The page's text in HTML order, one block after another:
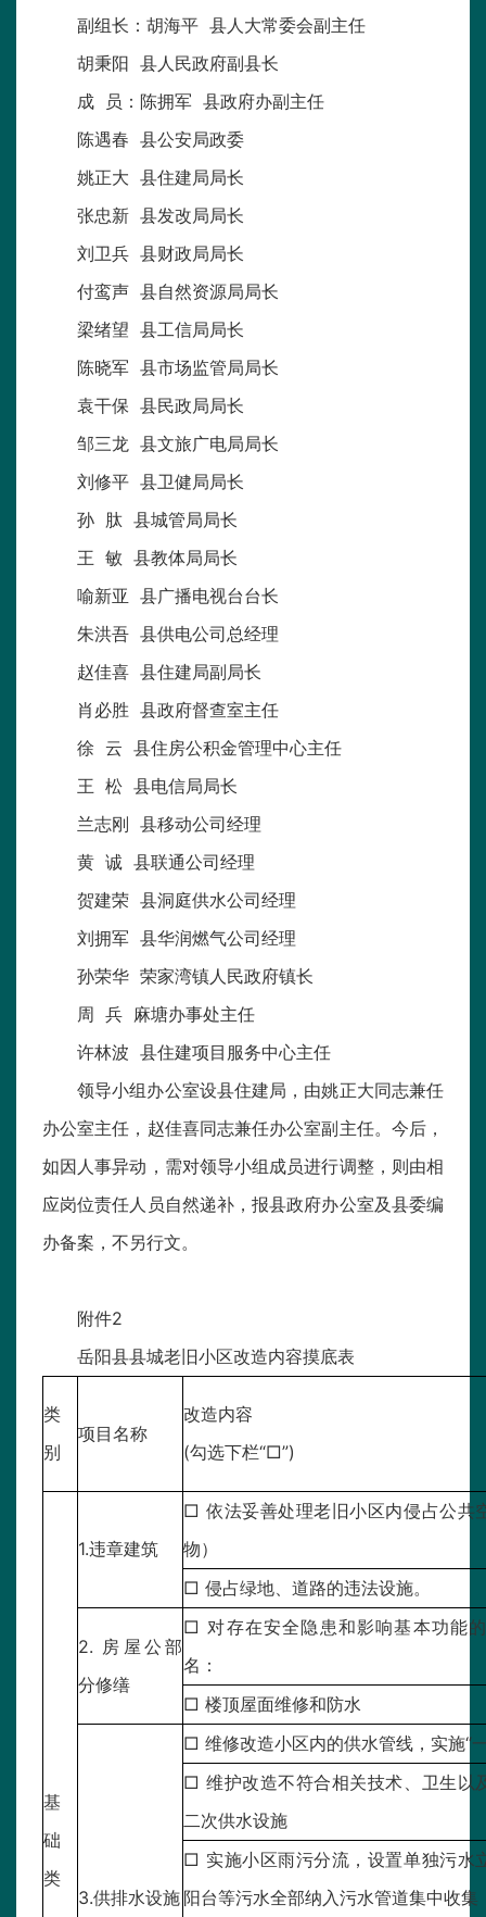
副组长：胡海平 县人大常委会副主任
胡秉阳 县人民政府副县长
成 员：陈拥军 县政府办副主任
陈遇春 县公安局政委
姚正大 县住建局局长
张忠新 县发改局局长
刘卫兵 县财政局局长
付鸾声 县自然资源局局长
梁绪望 县工信局局长
陈晓军 县市场监管局局长
袁干保 县民政局局长
邹三龙 县文旅广电局局长
刘修平 县卫健局局长
孙 肽 县城管局局长
王 敏 县教体局局长
喻新亚 县广播电视台台长
朱洪吾 县供电公司总经理
赵佳喜 县住建局副局长
肖必胜 县政府督查室主任
徐 云 县住房公积金管理中心主任
王 松 县电信局局长
兰志刚 县移动公司经理
黄 诚 县联通公司经理
贺建荣 县洞庭供水公司经理
刘拥军 县华润燃气公司经理
孙荣华 荣家湾镇人民政府镇长
周 兵 麻塘办事处主任
许林波 县住建项目服务中心主任
领导小组办公室设县住建局，由姚正大同志兼任
办公室主任，赵佳喜同志兼任办公室副主任。今后，
如因人事异动，需对领导小组成员进行调整，则由相
应岗位责任人员自然递补，报县政府办公室及县委编
办备案，不另行文。
附件2
岳阳县县城老旧小区改造内容摸底表
类
别
项目名称
改造内容
(勾选下栏“□”)
基
础
类
1.违章建筑
□ 依法妥善处理老旧小区内侵占公共
物）
□ 侵占绿地、道路的违法设施。
2. 房屋公部
分修缮
□ 对存在安全隐患和影响基本功能
名：
□ 楼顶屋面维修和防水
3.供排水设施
□ 维修改造小区内的供水管线，实施“
□ 维护改造不符合相关技术、卫生以
二次供水设施
□ 实施小区雨污分流，设置单独污水
阳台等污水全部纳入污水管道集中收集